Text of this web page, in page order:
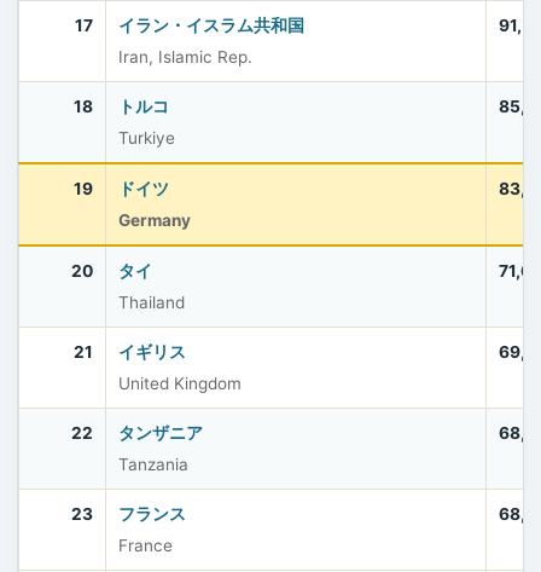
17
イラン・イスラム共和国
Iran, Islamic Rep.
18
トルコ
Turkiye
19
ドイツ
Germany
20
タイ
Thailand
21
イギリス
United Kingdom
22
タンザニア
Tanzania
23
フランス
France